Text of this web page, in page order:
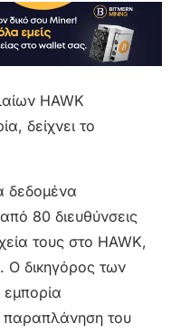
δεδομένα
80 διευθύνσεις
τους στο HAWK,
Ο δικηγόρος των
παραπλάνηση του